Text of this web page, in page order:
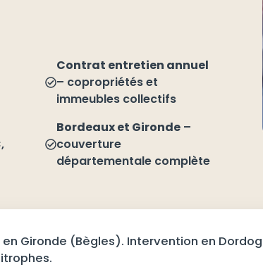
Contrat entretien annuel
– copropriétés et
immeubles collectifs
Bordeaux et Gironde –
couverture
départementale complète
Gironde (Bègles). Intervention en